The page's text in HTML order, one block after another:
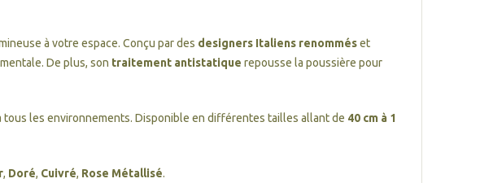
à votre espace. Conçu par des designers Italiens renomméset
De plus, son traitement antistatique repousse la poussière pour
les environnements. Disponible en différentes tailles allant de 40 cm à 1
, Doré, Cuivré, Rose Métallisé.